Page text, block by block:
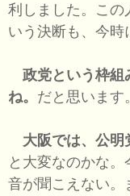
利しました。この
いう決断も、今時
政党という枠組
ね。 だと思います。
大阪では、公明
と大変なのかな
音が聞こえない。